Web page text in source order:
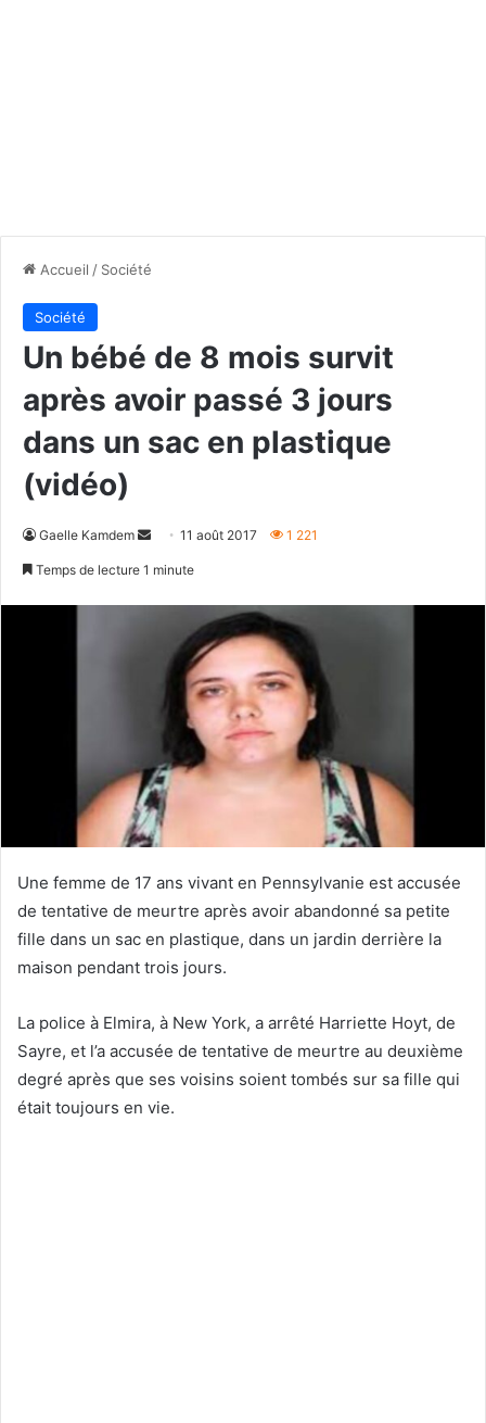
Accueil / Société
Société
Un bébé de 8 mois survit
après avoir passé 3 jours
dans un sac en plastique
(vidéo)
Gaelle Kamdem
Envoyer11 août 2017 1 221
Temps de lecture 1 minute
Une femme de 17 ans vivant en Pennsylvanie est accusée
de tentative de meurtre après avoir abandonné sa petite
fille dans un sac en plastique, dans un jardin derrière la
maison pendant trois jours.
La police à Elmira, à New York, a arrêté Harriette Hoyt, de
Sayre, et l’a accusée de tentative de meurtre au deuxième
degré après que ses voisins soient tombés sur sa fille qui
était toujours en vie.